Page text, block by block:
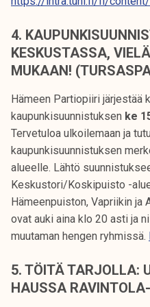
4.
KESKUSTASSA,
MUKAAN!
Hämeen Partiopiiri
kaupunkisuunnistuksen ke
Tervetuloa ulkoilemaan ja
kaupunkisuunnistuksen
alueelle. Lähtö
Keskustori/Koskipuisto -
Hämeenpuiston, Vapriikin ja
ovat auki aina klo 20 asti ja
muutaman hengen ryhmissä.
5. TÖITÄ TARJOLLA:
HAUSSA